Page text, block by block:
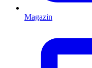
Magazin